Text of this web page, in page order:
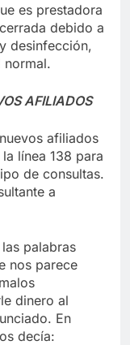
es prestadora
debido a
desinfección,
normal.
AFILIADOS
afiliados
línea 138 para
de consultas.
a
palabras
nos parece
dinero al
En
decía: